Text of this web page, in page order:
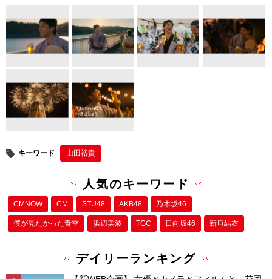
er e
b
o
k
e
st
キーワード 山田裕貴
人気のキーワード
CMNOW CM STU48 AKB48 乃木坂46
僕が⾒たかった⻘空 浜辺美波 TGC 日向坂46 新垣結衣
デイリーランキング